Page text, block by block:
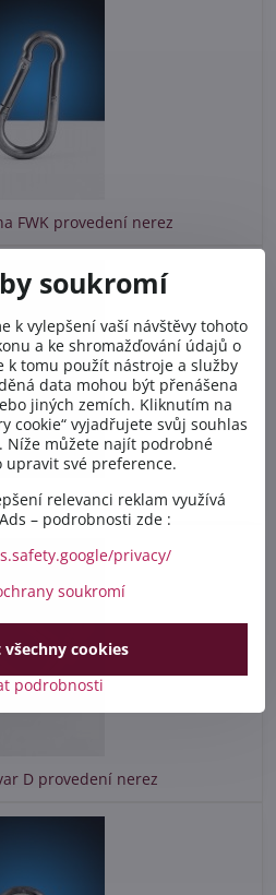
FWK provedení nerez
KSV provedení nerez
D provedení nerez
soukromí
k vylepšení vaší návštěvy tohoto
a ke shromažďování údajů o
k tomu použít nástroje a služby
data mohou být přenášena
jiných zemích. Kliknutím na
cookie“ vyjadřujete svůj souhlas
Níže můžete najít podrobné
upravit své preference.
relevanci reklam využívá
– podrobnosti zde :
privacy/
soukromí
podrobnosti
cookies